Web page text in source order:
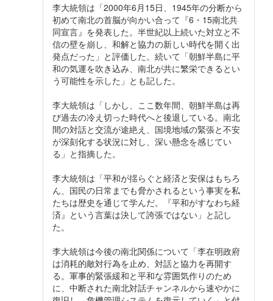
李大統領は「2000年6月15日、1945年の分断から
初めて南北の首脳が向かい合って『6・15南北共
同宣言』を発表した。半世紀以上続いた対立と不
信の壁を崩し、和解と協力の新しい時代を開く出
発点だった」と評価した。続いて「朝鮮半島に平
和の気運を吹き込み、南北が共に繁栄できるとい
う可能性を示した」とも記した。
李大統領は「しかし、ここ数年間、朝鮮半島は再
び過去の冷え切った時代へと後退している。南北
間の対話と交流が途絶え、国境地域の緊張と不安
が深刻化する状況に対し、深い懸念を感じてい
る」と指摘した。
李大統領は「平和が揺らぐと経済と安保はもちろ
ん、国民の日常までも脅かされるという事実を私
たちは歴史を通じて学んだ。『平和がすなわち経
済』という言葉は決して誇張ではない」と記し
た。
李大統領は今後の南北関係について「李在明政府
は消耗的敵対行為を止め、対話と協力を再開す
る。軍事的緊張緩和と平和な雰囲気作りのため
に、中断された南北対話チャンネルから速やかに